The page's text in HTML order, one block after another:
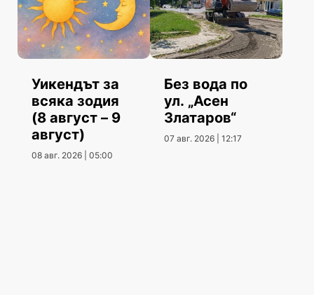
Уикендът за
всяка зодия
(8 август – 9
август)
08 авг. 2026 | 05:00
Без вода по
ул. „Асен
Златаров“
07 авг. 2026 | 12:17